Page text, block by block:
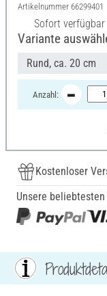
Artikelnummer 66299401
Sofort verfügbar
Variante
Rund, ca. 20 cm
Anzahl:
Kostenloser
Unsere